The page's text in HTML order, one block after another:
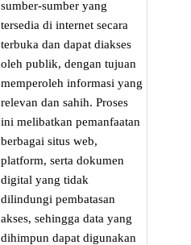
sumber-sumber yang
tersedia di internet secara
terbuka dan dapat diakses
oleh publik, dengan tujuan
memperoleh informasi yang
relevan dan sahih. Proses
ini melibatkan pemanfaatan
berbagai situs web,
platform, serta dokumen
digital yang tidak
dilindungi pembatasan
akses, sehingga data yang
dihimpun dapat digunakan